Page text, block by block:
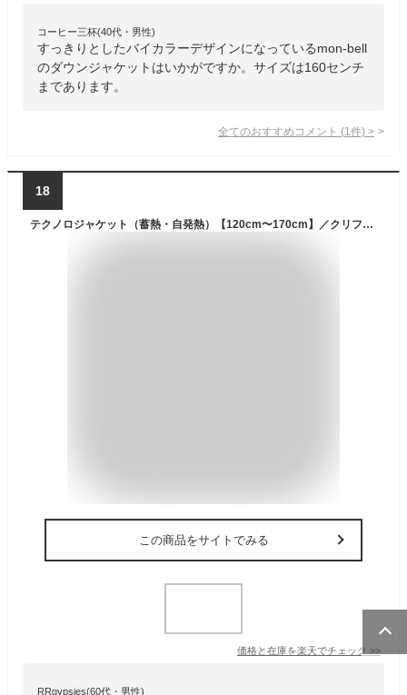
コーヒー三杯(40代・男性)
すっきりとしたバイカラーデザインになっているmon-bell
のダウンジャケットはいかがですか。サイズは160センチ
まであります。
全てのおすすめコメント (1 件) >
18
テクノロジャケット（蓄熱・自発熱）【120cm〜170cm】／クリフメイヤー（KRIFF MAYER）
この商品をサイトでみる
価格と在庫を楽天でチェック >>
RRgypsies(60代・男性)